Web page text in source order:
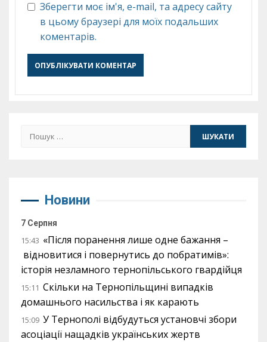
Зберегти моє ім'я, e-mail, та адресу сайту
в цьому браузері для моїх подальших
коментарів.
Пошук:
Новини
7 Серпня
15:43 «Після поранення лише одне бажання –
відновитися і повернутись до побратимів»:
історія незламного тернопільського гвардійця
15:11 Скільки на Тернопільщині випадків
домашнього насильства і як карають
15:09 У Тернополі відбудуться установчі збори
асоціації нащадків українських жертв